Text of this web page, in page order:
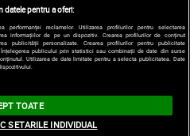
datele pentru a oferi:
performanței reclamelor. Utilizarea profilurilor pentru selectarea
informațiilor de pe un dispozitiv. Crearea profilurilor de conținut
publicității personalizate. Crearea profilurilor pentru publicitate
publicului prin statistici sau combinații de date din surse
Utilizarea de date limitate pentru a selecta publicitatea. Date
TOATE
SETARILE INDIVIDUAL